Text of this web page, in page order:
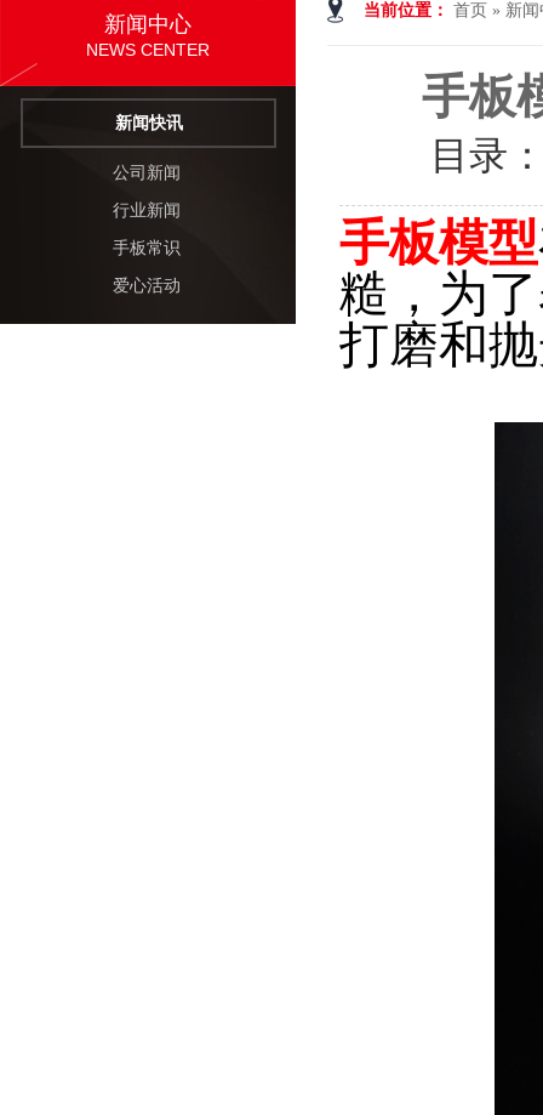
当前位置： 首页 » 新
手板
目录
手板模型
糙，为
打磨和
新闻中心
NEWS CENTER
新闻快讯
公司新闻
行业新闻
手板常识
爱心活动